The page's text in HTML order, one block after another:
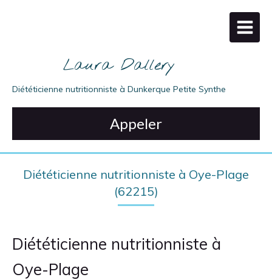
Laura Dallery
Diététicienne nutritionniste à Dunkerque Petite Synthe
Appeler
Diététicienne nutritionniste à Oye-Plage
(62215)
Diététicienne nutritionniste à
Oye-Plage